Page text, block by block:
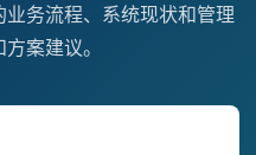
务流程、系统现状和管理
案建议。